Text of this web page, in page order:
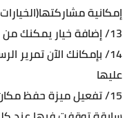
إمكانية
13/ إضافة خيار يمكنك من نسخ جزء من اي رسالة بسهولة
14/ بإمكانك الآن تمرير
عليها
15/ تفعيل ميزة حفظ